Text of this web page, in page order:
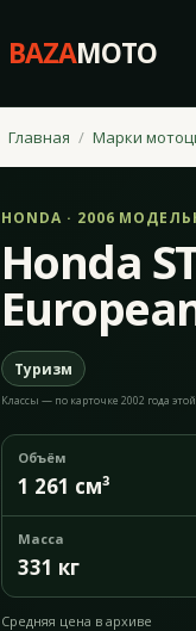
BAZAMOTO
Главная Марки
HONDA · 2006
Honda
Туризм
Классы — по карточке 2002 года
Объём
1 261 см³
Масса
331 кг
Средняя цена в архиве